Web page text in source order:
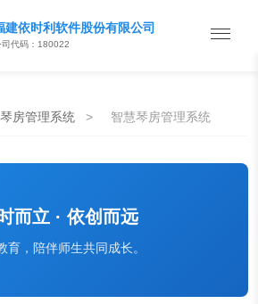
建依时利软件股份有限公司
司代码：180022
琴房管理系统 > 智慧琴房管理系统
而立 · 依创而远
育，陪伴师生共同成长。